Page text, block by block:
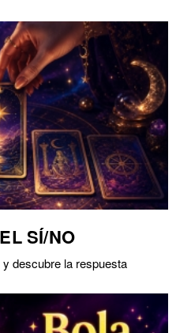
SÍ/NO
descubre la respuesta